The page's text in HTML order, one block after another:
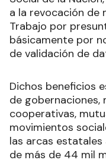
a la revocación de
Trabajo por
básicamente por
de validación de
Dichos beneficios
de gobernaciones,
cooperativas,
movimientos
las arcas estatales
de más de 44 mil